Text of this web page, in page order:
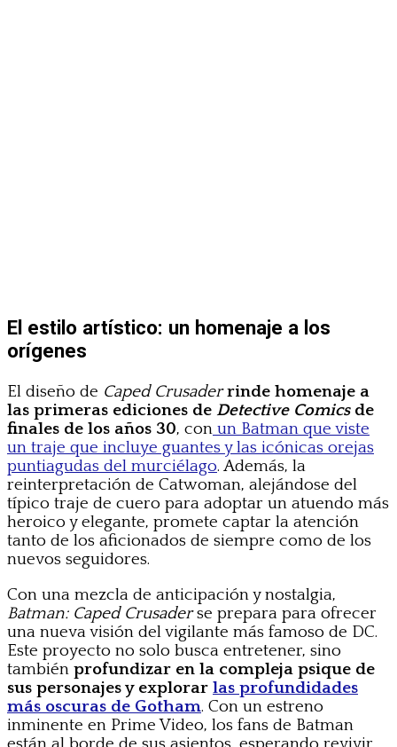
El estilo artístico: un homenaje a los
orígenes
El diseño de Caped Crusader rinde homenaje a
las primeras ediciones de Detective Comicsde
finales de los años 30, con un Batman que viste
un traje que incluye guantes y las icónicas orejas
puntiagudas del murciélago. Además, la
reinterpretación de Catwoman, alejándose del
típico traje de cuero para adoptar un atuendo más
heroico y elegante, promete captar la atención
tanto de los aficionados de siempre como de los
nuevos seguidores.
Con una mezcla de anticipación y nostalgia,
Batman: Caped Crusaderse prepara para ofrecer
una nueva visión del vigilante más famoso de DC.
Este proyecto no solo busca entretener, sino
también profundizar en la compleja psique de
sus personajes y explorar las profundidades
más oscuras de Gotham. Con un estreno
inminente en Prime Video, los fans de Batman